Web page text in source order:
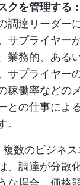
クを管理する：
調達リーダー
サプライヤー
業務的、ある
サプライヤー
稼働率などの
との仕事によ
複数のビジネス
、調達が分散